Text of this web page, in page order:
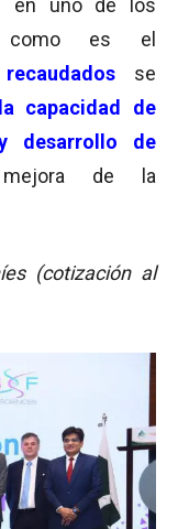
en uno de los
es el
se
capacidad de
desarrollo de
de la
(cotización al